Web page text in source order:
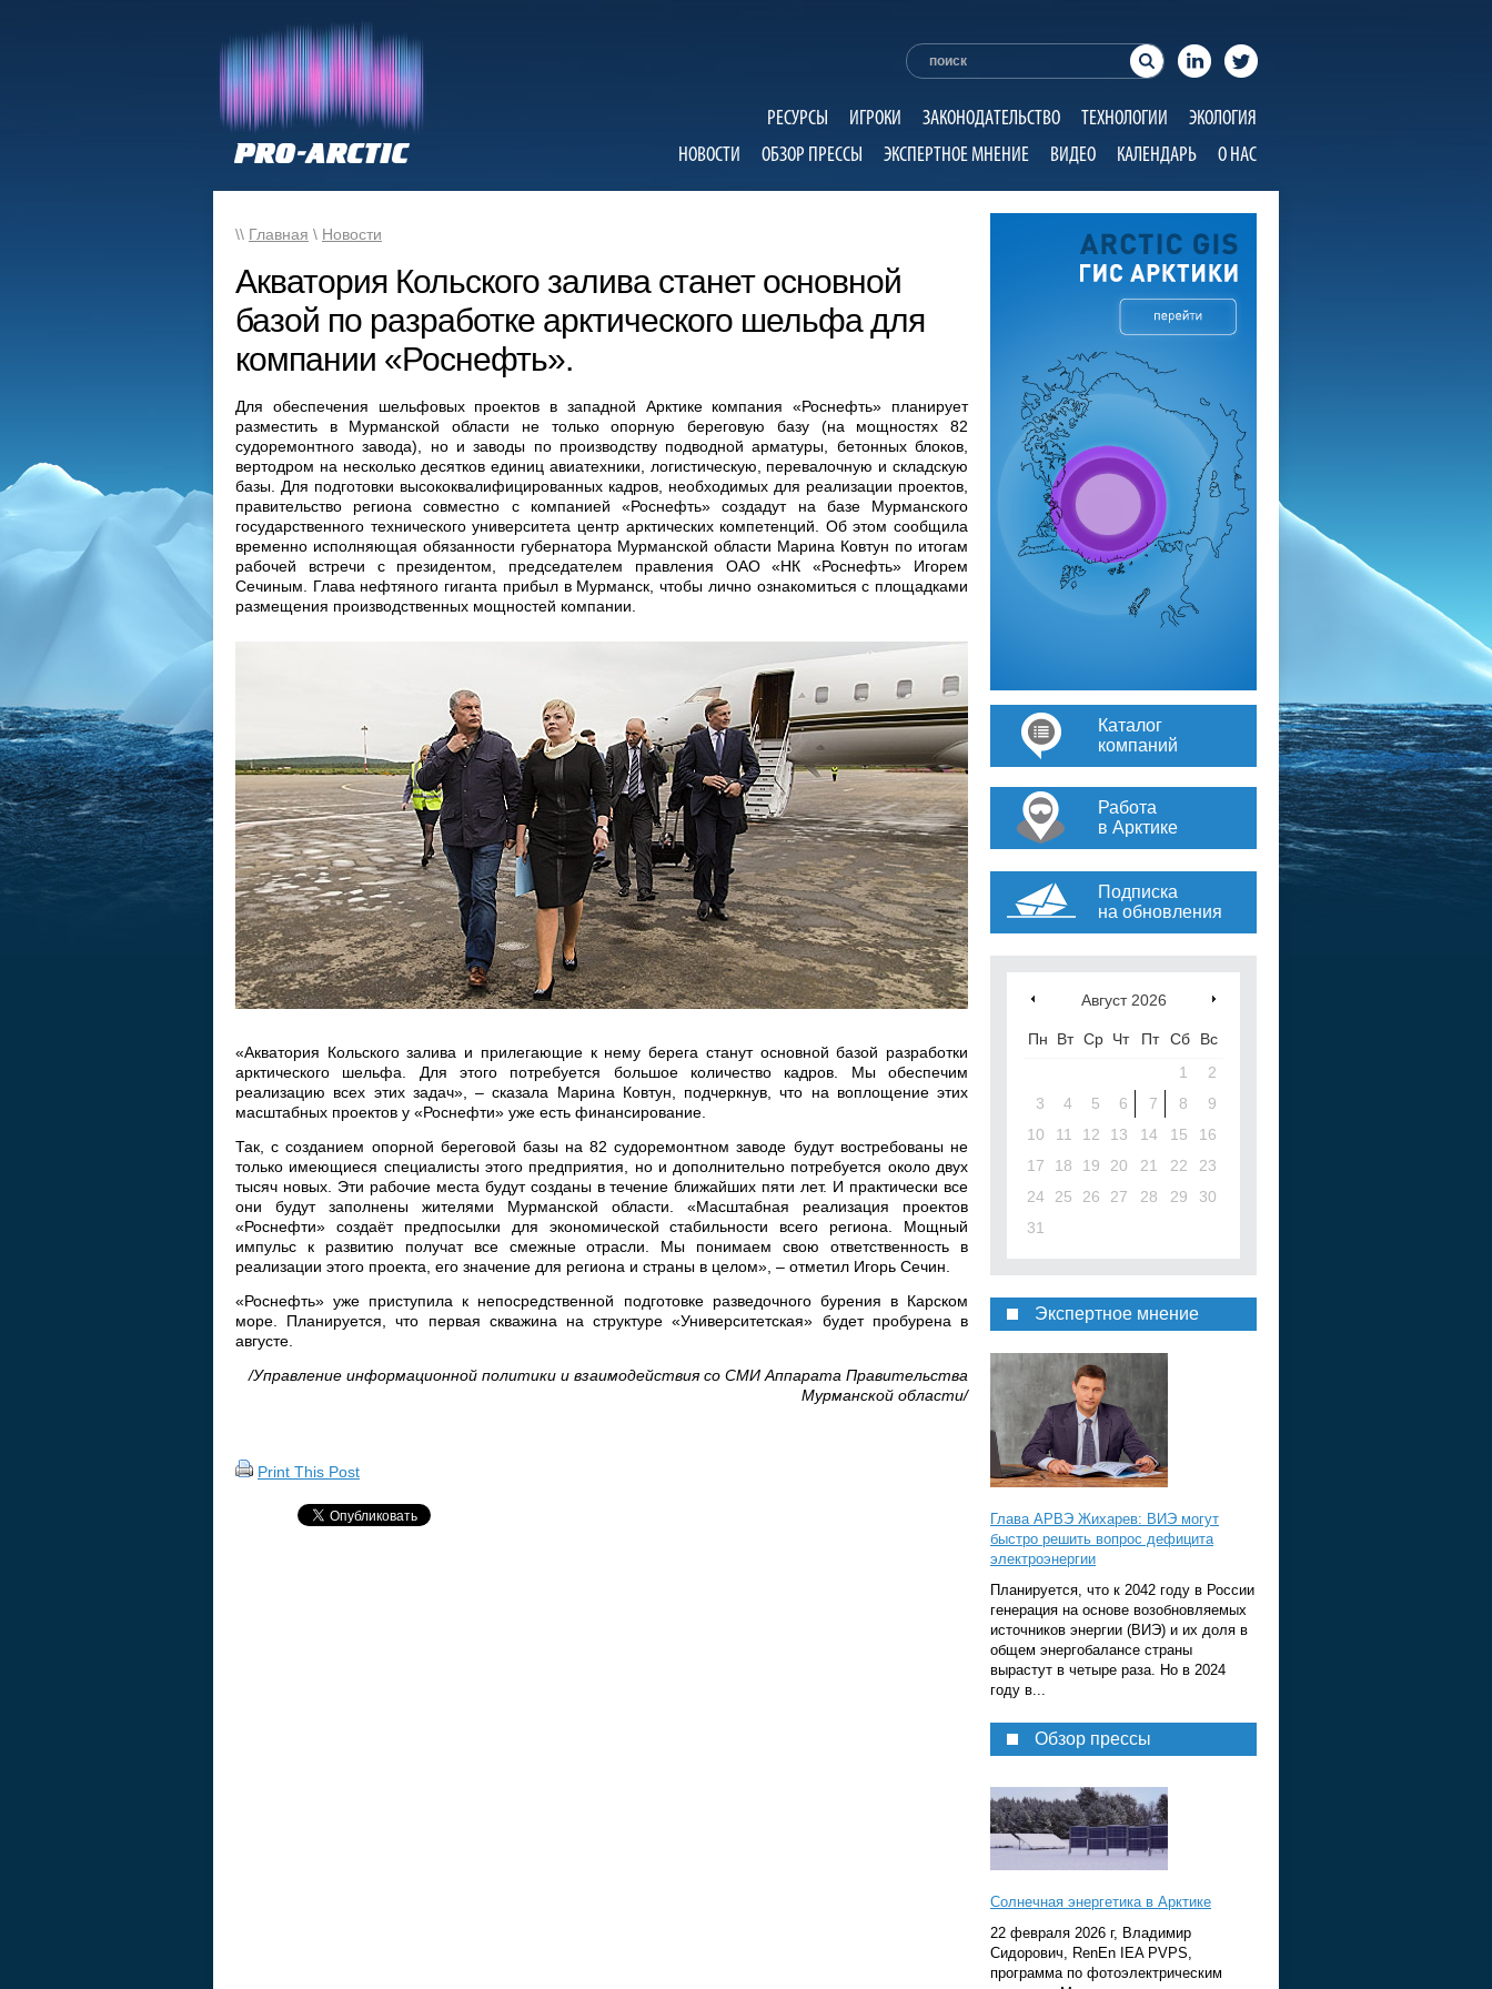
РЕСУРСЫ ИГРОКИ ЗАКОНОДАТЕЛЬСТВО ТЕХНОЛОГИИ
ЭКОЛОГИЯ
НОВОСТИ
ОБЗОР ПРЕССЫ ЭКСПЕРТНОЕ МНЕНИЕ ВИДЕО КАЛЕНДАРЬ О НАС
\\ Главная \ Новости
Акватория Кольского залива станет основной
базой по разработке арктического шельфа для
компании «Роснефть».
Для обеспечения шельфовых проектов в западной Арктике компания «Роснефть» планирует
разместить в Мурманской области не только опорную береговую базу (на мощностях 82
судоремонтного завода), но и заводы по производству подводной арматуры, бетонных блоков,
вертодром на несколько десятков единиц авиатехники, логистическую, перевалочную и складскую
базы. Для подготовки высококвалифицированных кадров, необходимых для реализации проектов,
правительство региона совместно с компанией «Роснефть» создадут на базе Мурманского
государственного технического университета центр арктических компетенций. Об этом сообщила
временно исполняющая обязанности губернатора Мурманской области Марина Ковтун по итогам
рабочей встречи с президентом, председателем правления ОАО «НК «Роснефть» Игорем
Сечиным. Глава нефтяного гиганта прибыл в Мурманск, чтобы лично ознакомиться с площадками
размещения производственных мощностей компании.
«Акватория Кольского залива и прилегающие к нему берега станут основной базой разработки
арктического шельфа. Для этого потребуется большое количество кадров. Мы обеспечим
реализацию всех этих задач», – сказала Марина Ковтун, подчеркнув, что на воплощение этих
масштабных проектов у «Роснефти» уже есть финансирование.
Так, с созданием опорной береговой базы на 82 судоремонтном заводе будут востребованы не
только имеющиеся специалисты этого предприятия, но и дополнительно потребуется около двух
тысяч новых. Эти рабочие места будут созданы в течение ближайших пяти лет. И практически все
они будут заполнены жителями Мурманской области. «Масштабная реализация проектов
«Роснефти» создаёт предпосылки для экономической стабильности всего региона. Мощный
импульс к развитию получат все смежные отрасли. Мы понимаем свою ответственность в
реализации этого проекта, его значение для региона и страны в целом», – отметил Игорь Сечин.
«Роснефть» уже приступила к непосредственной подготовке разведочного бурения в Карском
море. Планируется, что первая скважина на структуре «Университетская» будет пробурена в
августе.
/Управление информационной политики и взаимодействия со СМИ Аппарата Правительства
Мурманской области/
Print This Post
Каталог
компаний
Работа
в Арктике
Подписка
на обновления
Август 2026
Пн Вт Ср Чт Пт Сб
Вс
1
2
3
4 5 6 7 8
9
10
11 12 13 14 15
16
17
18 19 20 21 22
23
24
25 26 27 28 29
30
31
Экспертное мнение
Глава АРВЭ Жихарев: ВИЭ могут
быстро решить вопрос дефицита
электроэнергии
Планируется, что к 2042 году в России
генерация на основе возобновляемых
источников энергии (ВИЭ) и их доля в
общем энергобалансе страны
вырастут в четыре раза. Но в 2024
году в...
Обзор прессы
Солнечная энергетика в Арктике
22 февраля 2026 г, Владимир
Сидорович, RenEn IEA PVPS,
программа по фотоэлектрическим